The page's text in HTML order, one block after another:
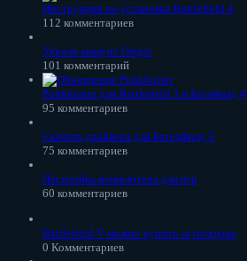
Инструкция по установке Battlefield 4
112 комментариев
Украли аккаунт Origin
101 комментарий
Punkbuster для Battlefield 3 и Батлфилд 4
95 комментариев
Скачать драйвера для Бателфилд 3
75 комментариев
Настройка компьютера для игр
60 комментариев
Battlefield V можно купить за полцены
0 Комментариев